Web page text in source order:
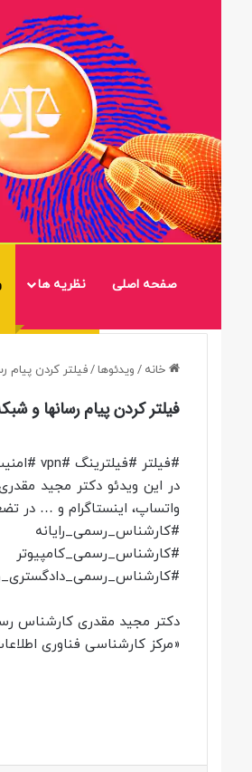
صفحه اصلی نظریه ها
خانه / ویدئوها /فیلتر کردن
فیلتر کردن پیام رسانها
#فیلتر​ #فیلترینگ #vpn​ #امنیت_اطلاعات​ #تلگرام​ #واتساپ​ #اینستاگرام
در این ویدئو دکتر مجید
واتساپ، اینستاگرام و … در
دکتر مجید مقدری کارشناس
«مرکز کارشناسی فناوری